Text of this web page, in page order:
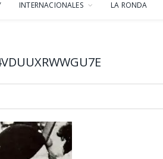
INTERNACIONALES LA RONDA